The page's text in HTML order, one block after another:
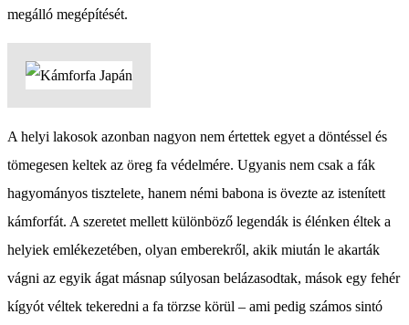
megálló megépítését.
A helyi lakosok azonban nagyon nem értettek egyet a döntéssel és
tömegesen keltek az öreg fa védelmére. Ugyanis nem csak a fák
hagyományos tisztelete, hanem némi babona is övezte az istenített
kámforfát. A szeretet mellett különböző legendák is élénken éltek a
helyiek emlékezetében, olyan emberekről, akik miután le akarták
vágni az egyik ágat másnap súlyosan belázasodtak, mások egy fehér
kígyót véltek tekeredni a fa törzse körül – ami pedig számos sintó